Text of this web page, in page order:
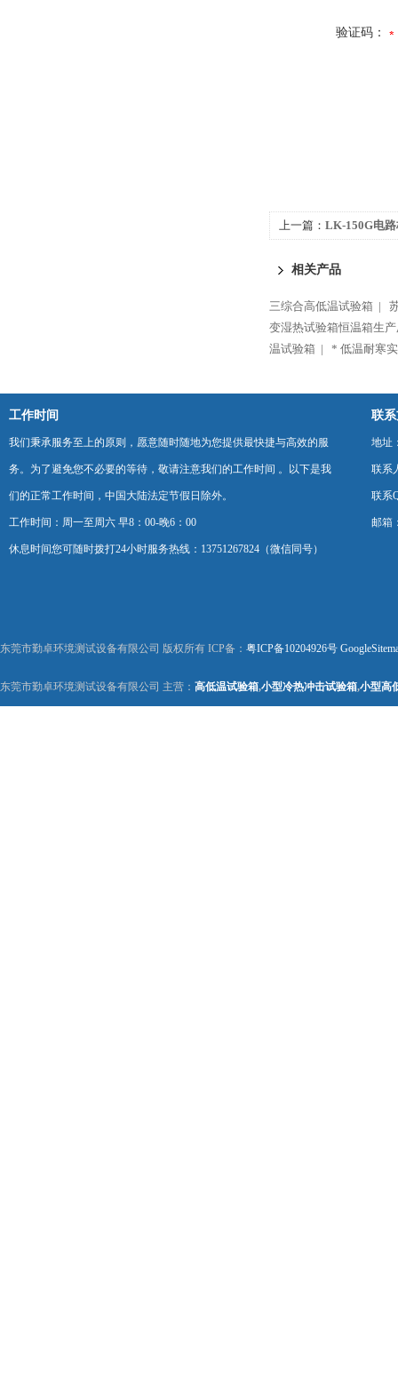
验证码：
上一篇： LK-150G电
相关产品
三综合高低温试验箱 |
变湿热试验箱恒温箱生
温试验箱 |
* 低温耐寒
工作时间
我们秉承服务至上的原则，愿意随时随地为您提供最快捷与高效的服
务。为了避免您不必要的等待，敬请注意我们的工作时间 。以下是我
们的正常工作时间，中国大陆法定节假日除外。
工作时间：周一至周六 早8：00-晚6：00
休息时间您可随时拨打24小时服务热线：13751267824（微信同号）
联
地址
联系
联系
邮箱
东莞市勤卓环境测试设备有限公司 版权所有 ICP备： 粤ICP备10204926号
东莞市勤卓环境测试设备有限公司 主营： 高低温试验箱,小型冷热冲击试验箱,小型高